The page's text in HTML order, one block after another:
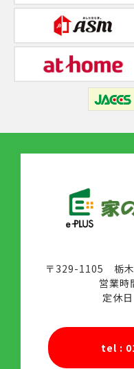
〒329-1105 栃木
営業時
定休
tel :